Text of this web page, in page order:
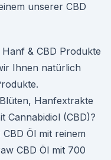
unserer CBD
& CBD Produkte
Ihnen natürlich
Hanfextrakte
Cannabidiol (CBD)?
Öl mit reinem
CBD Öl mit 700